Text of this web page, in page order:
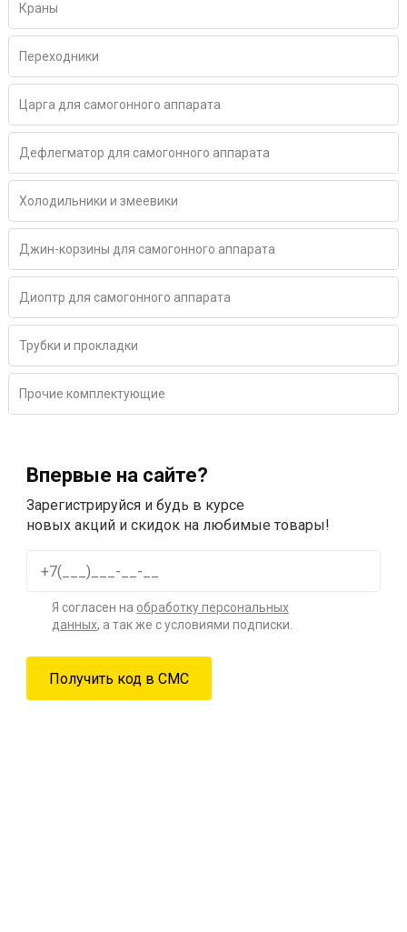
Краны
Переходники
Царга для самогонного аппарата
Дефлегматор для самогонного аппарата
Холодильники и змеевики
Джин-корзины для самогонного аппарата
Диоптр для самогонного аппарата
Трубки и прокладки
Прочие комплектующие
Впервые на сайте?
Зарегистрируйся и будь в курсе
новых акций и скидок на любимые товары!
Я согласен на обработку персональных
данных, а так же с условиями подписки.